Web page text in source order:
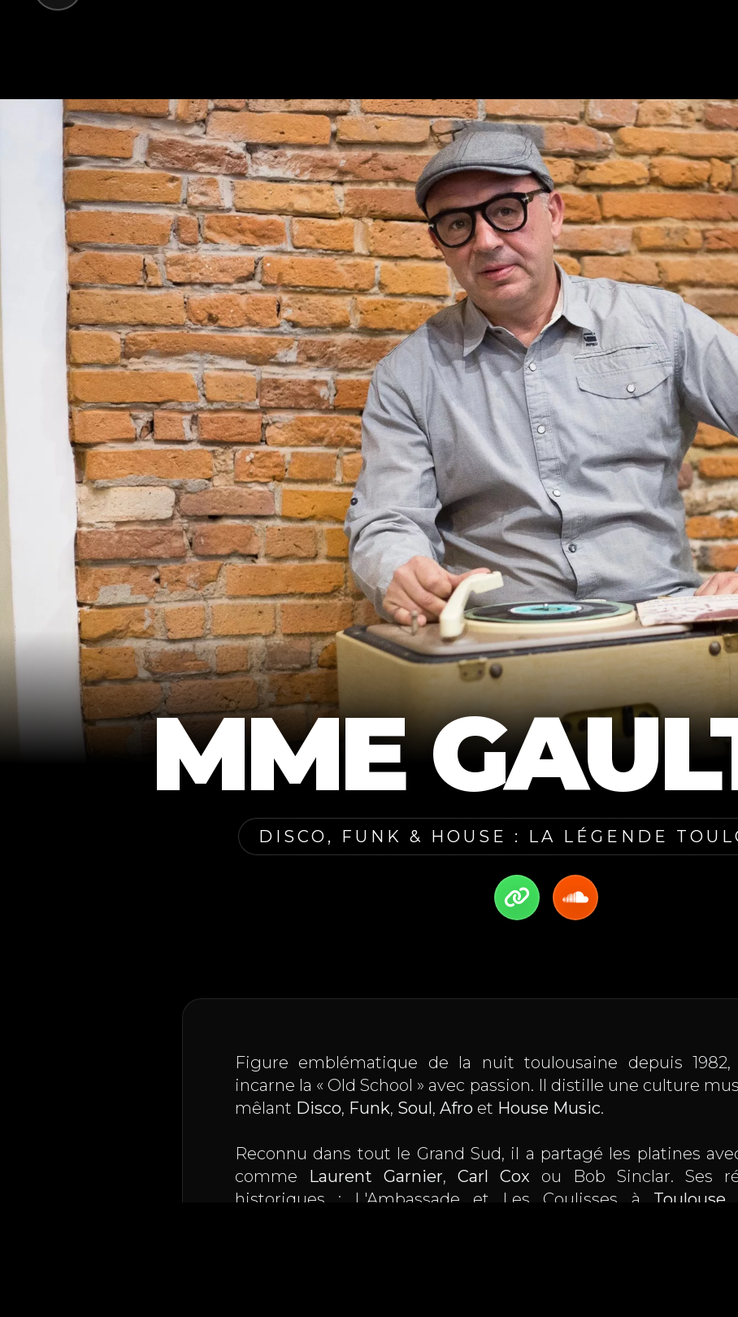
MME
DISCO, FUNK & HOUSE : LA LÉGENDE
Figure emblématique de la nuit toulousaine depuis 1982,
incarne la « Old School » avec passion. Il distille une culture
mêlant Disco, Funk, Soul, Afro et House Music.
Reconnu dans tout le Grand Sud, il a partagé les platines
comme Laurent Garnier, Carl Cox ou Bob Sinclar. Ses
historiques : L'Ambassade et Les Coulisses à Toulouse,